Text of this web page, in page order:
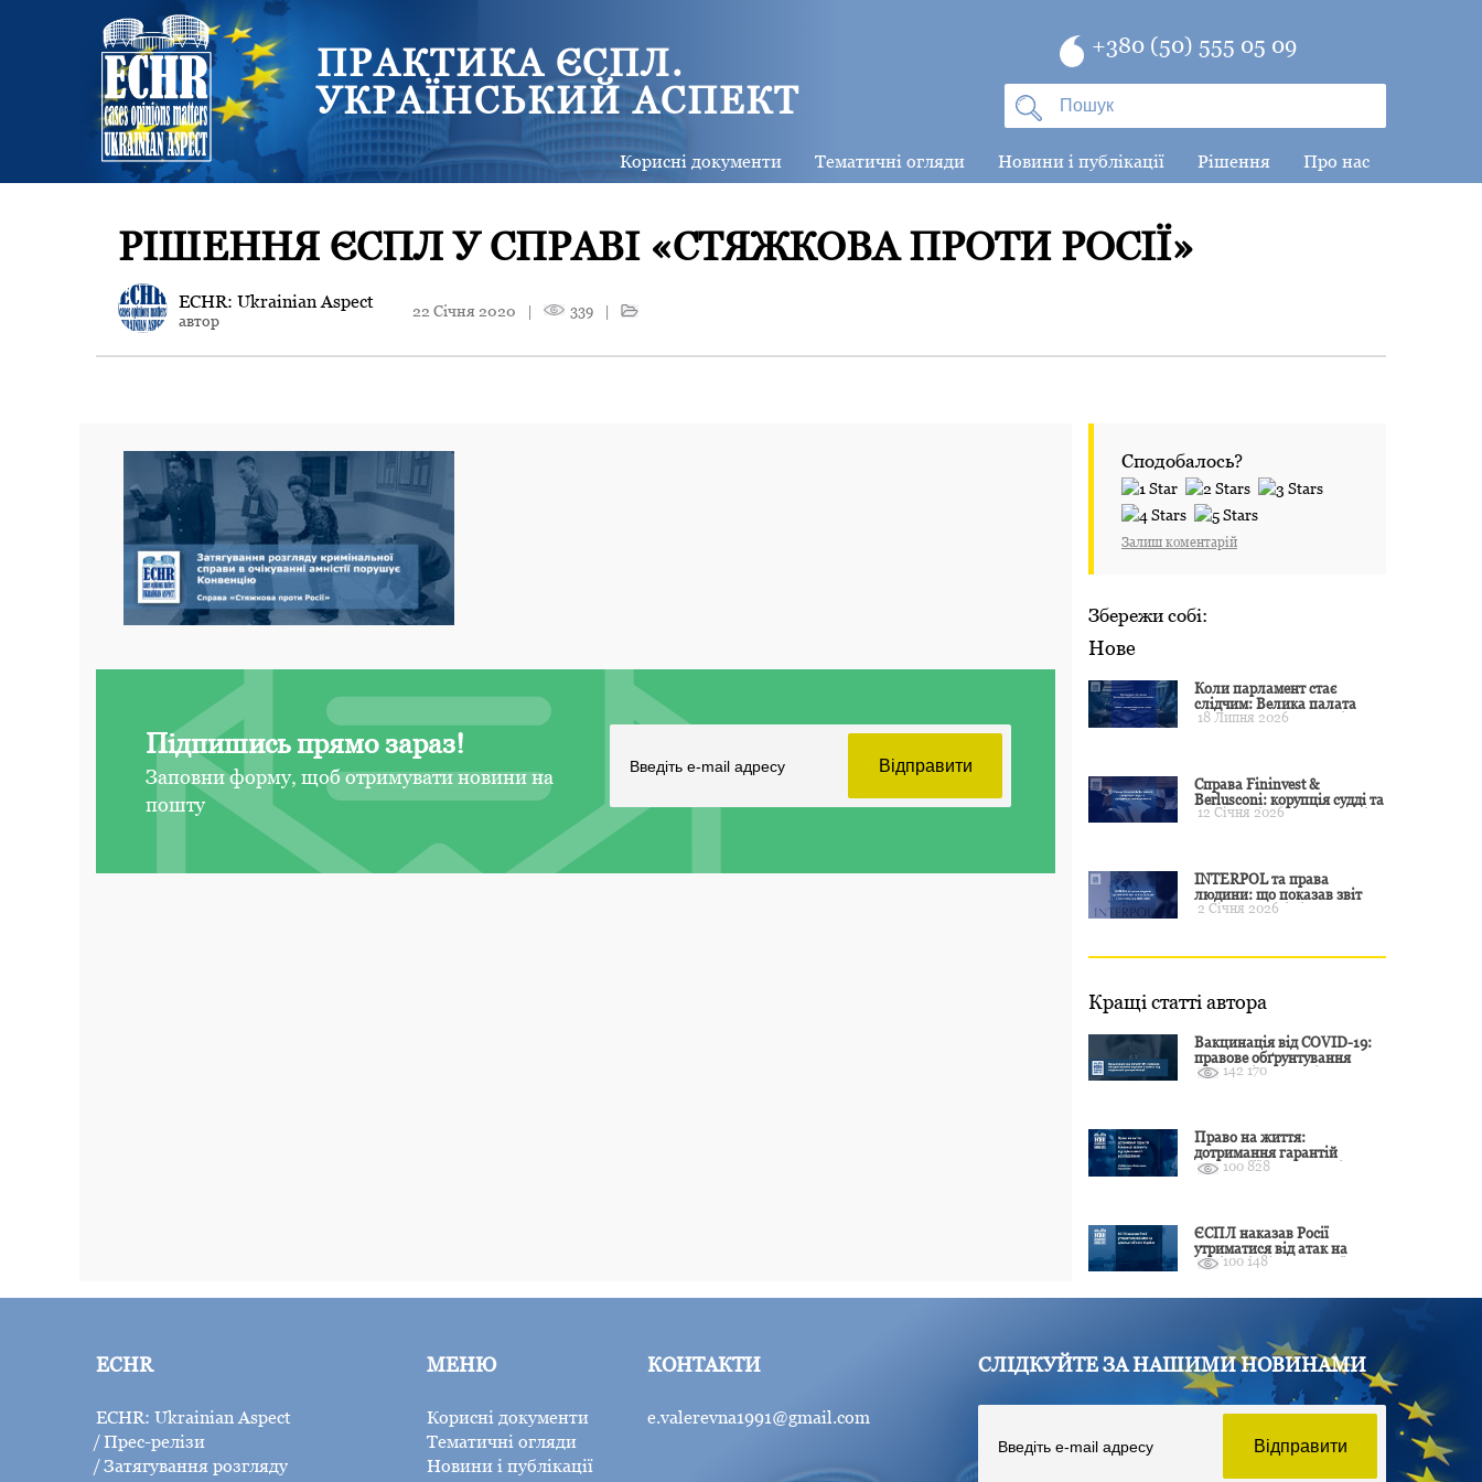
ПРАКТИКА ЄСПЛ.
УКРАЇНСЬКИЙ АСПЕКТ
+380 (50) 555 05 09
Корисні документи Тематичні огляди Новини і публікації Рішення Про нас
РІШЕННЯ ЄСПЛ У СПРАВІ «СТЯЖКОВА ПРОТИ РОСІЇ»
ECHR: Ukrainian Aspect
автор
22 Січня 2020 | 339 |
Підпишись прямо зараз!
Заповни форму, щоб отримувати новини на
пошту
Сподобалось?
Залиш коментарій
Збережи собі:
Нове
Коли парламент стає
слідчим: Велика палата
ЄСПЛ окреслила межі
18 Липня 2026
Справа Fininvest &
Berlusconi: корупція судді та
презумпція невинуватості
12 Січня 2026
INTERPOL та права
людини: що показав звіт
CCF за 2024 рік і чого чекати
2 Січня 2026
Кращі статті автора
Вакцинація від COVID-19:
правове обґрунтування
відмови і захист від
142 170
Право на життя:
дотримання гарантій
Конвенції залежить від
100 828
ЄСПЛ наказав Росії
утриматися від атак на
цивільні об’єкти України
100 148
ECHR
ECHR: Ukrainian Aspect
Прес-релізи
Затягування розгляду
МЕНЮ
Корисні документи
Тематичні огляди
Новини і публікації
КОНТАКТИ
e.valerevna1991@gmail.com
СЛІДКУЙТЕ ЗА НАШИМИ НОВИНАМИ